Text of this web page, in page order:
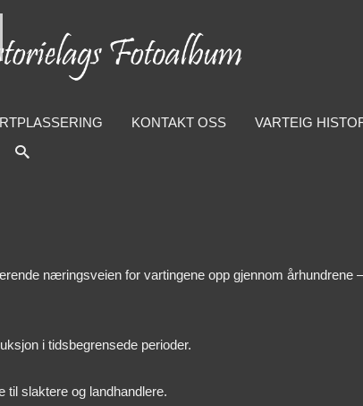
KONTAKT OSS VARTEIG
næringsveien for vartingene opp gjennom århundrene
i tidsbegrensede perioder.
slaktere og landhandlere.